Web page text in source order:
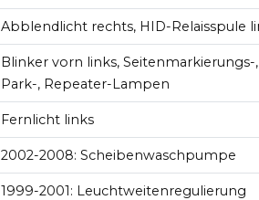
Abblendlicht rechts, HID-Relaisspule
Blinker vorn links, Seitenmarkierungs-,
Park-, Repeater-Lampen
Fernlicht links
2002-2008: Scheibenwaschpumpe
1999-2001: Leuchtweitenregulierung